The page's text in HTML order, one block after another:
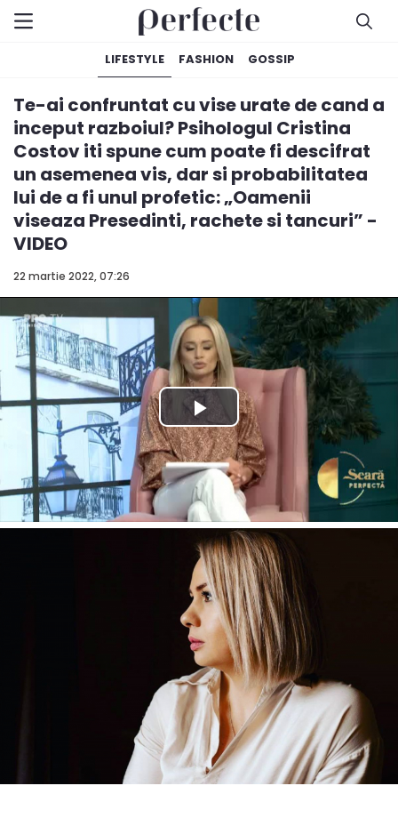
LIFESTYLE FASHION GOSSIP
22 martie 2022, 07:26
Te-ai confruntat cu vise urate de cand a
inceput razboiul? Psihologul Cristina
Costov iti spune cum poate fi descifrat
un asemenea vis, dar si probabilitatea
lui de a fi unul profetic: „Oamenii
viseaza Presedinti, rachete si tancuri” -
VIDEO